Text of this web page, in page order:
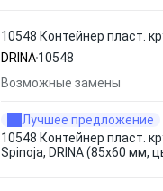
10548 Контейнер пласт.
DRINA10548
Возможные замены
Лучшее предложение
10548 Контейнер пласт.
Spinoja, DRINA (85х60 мм,